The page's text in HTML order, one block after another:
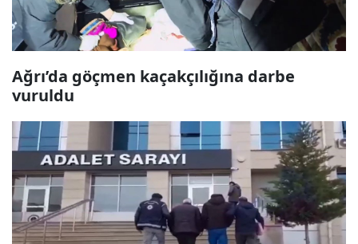
Ağrı’da göçmen kaçakçılığına darbe
vuruldu